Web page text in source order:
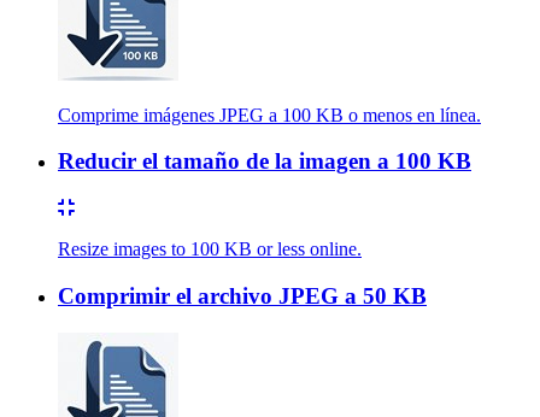
Comprime imágenes JPEG a 100 KB o menos en línea.
Reducir el tamaño de la imagen a 100 KB
Resize images to 100 KB or less online.
Comprimir el archivo JPEG a 50 KB